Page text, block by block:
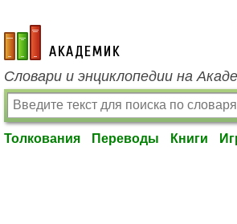
academic.ru
Словари и энциклопедии на
Толкования Переводы Книги